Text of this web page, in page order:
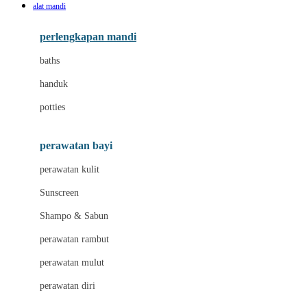
Leapfrog
Little Live Pets
London Taxi
Love To Dream
alat mandi
perlengkapan mandi
baths
handuk
potties
perawatan bayi
perawatan kulit
Sunscreen
Shampo & Sabun
perawatan rambut
perawatan mulut
perawatan diri